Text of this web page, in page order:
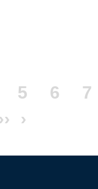
Сторінка
5 6
7
Наступна
››
Остання
›